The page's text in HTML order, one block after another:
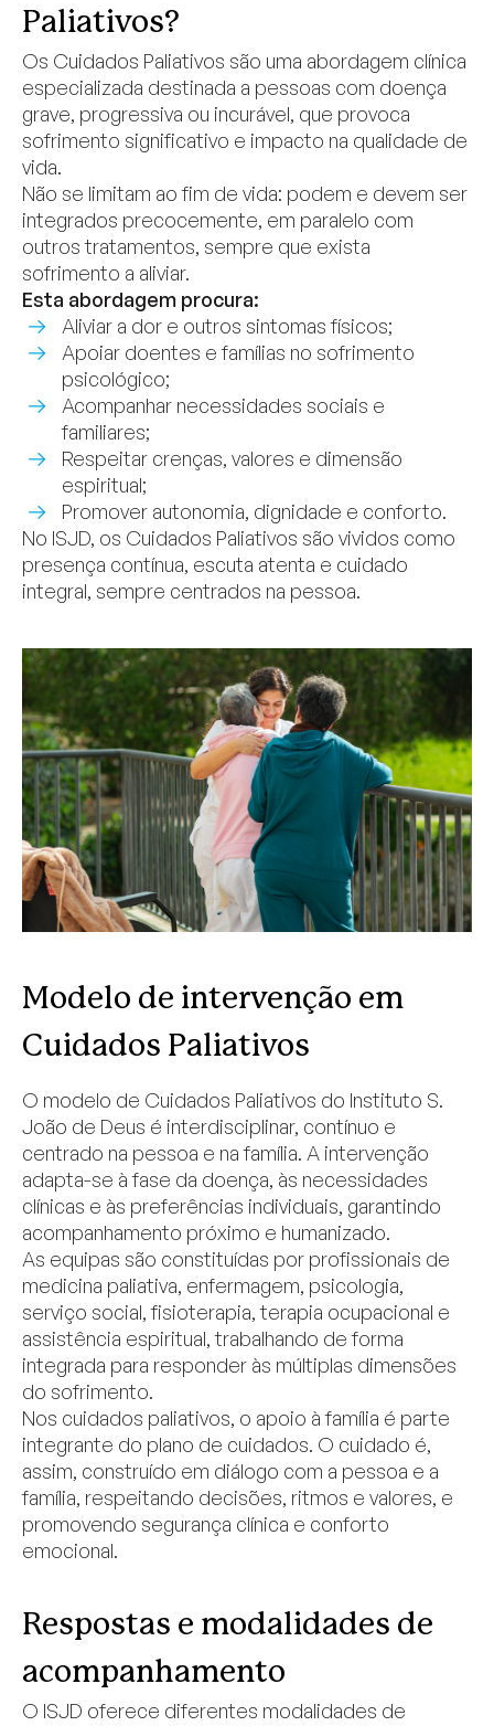
Paliativos?
Os Cuidados Paliativos são uma abordagem clínica
especializada destinada a pessoas com doença
grave, progressiva ou incurável, que provoca
sofrimento significativo e impacto na qualidade de
vida.
Não se limitam ao fim de vida: podem e devem ser
integrados precocemente, em paralelo com
outros tratamentos, sempre que exista
sofrimento a aliviar.
Esta abordagem procura:
Aliviar a dor e outros sintomas físicos;
Apoiar doentes e famílias no sofrimento
psicológico;
Acompanhar necessidades sociais e
familiares;
Respeitar crenças, valores e dimensão
espiritual;
Promover autonomia, dignidade e conforto.
No ISJD, os Cuidados Paliativos são vividos como
presença contínua, escuta atenta e cuidado
integral, sempre centrados na pessoa.
Modelo de intervenção em
Cuidados Paliativos
O modelo de Cuidados Paliativos do Instituto S.
João de Deus é interdisciplinar, contínuo e
centrado na pessoa e na família. A intervenção
adapta-se à fase da doença, às necessidades
clínicas e às preferências individuais, garantindo
acompanhamento próximo e humanizado.
As equipas são constituídas por profissionais de
medicina paliativa, enfermagem, psicologia,
serviço social, fisioterapia, terapia ocupacional e
assistência espiritual, trabalhando de forma
integrada para responder às múltiplas dimensões
do sofrimento.
Nos cuidados paliativos, o apoio à família é parte
integrante do plano de cuidados. O cuidado é,
assim, construído em diálogo com a pessoa e a
família, respeitando decisões, ritmos e valores, e
promovendo segurança clínica e conforto
emocional.
Respostas e modalidades de
acompanhamento
O ISJD oferece diferentes modalidades de